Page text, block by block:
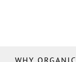
WHY ORGANIC